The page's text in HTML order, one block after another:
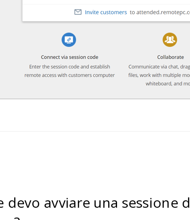
devo avviare una sessione